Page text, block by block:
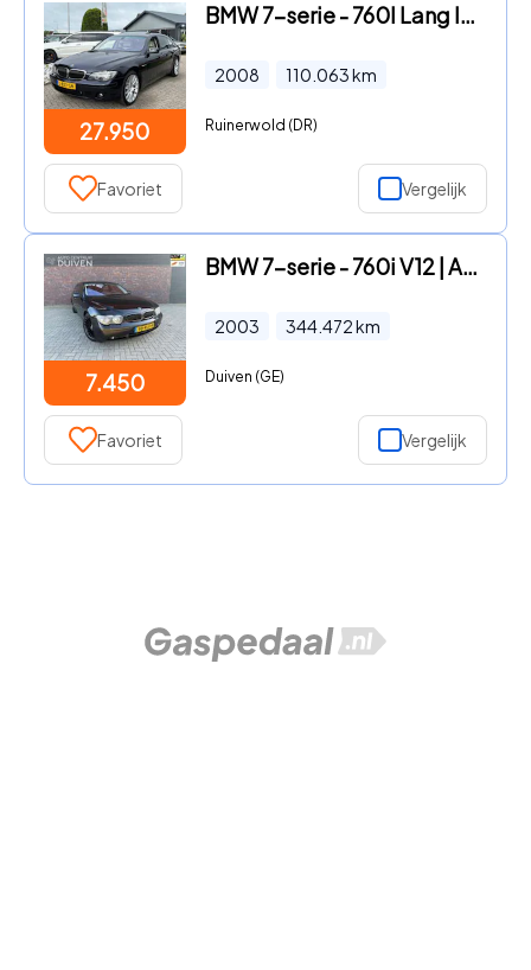
27.950
BMW 7-serie - 760I Lang Individual 2008 V12 BTW 760LI VOL
2008 110.063km
Ruinerwold (DR)
Favoriet Vergelijk
7.450
BMW 7-serie - 760i V12 | Alpina | Nieuw APK | NAP
2003 344.472km
Duiven (GE)
Favoriet Vergelijk